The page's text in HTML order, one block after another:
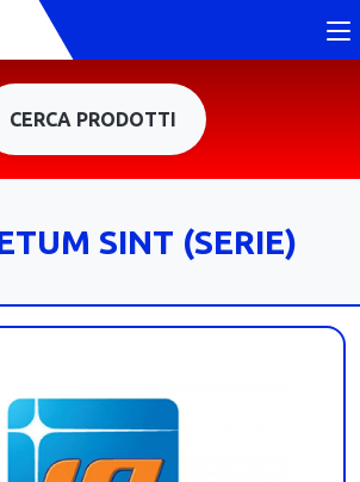
CERCA PRODOTTI
SINT (SERIE)